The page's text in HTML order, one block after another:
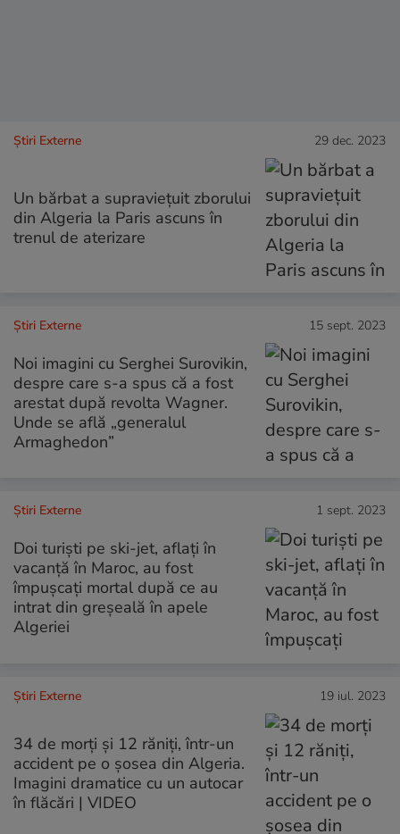
Știri Externe 29 dec. 2023
Un bărbat a supravieţuit zborului
din Algeria la Paris ascuns în
trenul de aterizare
Știri Externe 15 sept. 2023
Noi imagini cu Serghei Surovikin,
despre care s-a spus că a fost
arestat după revolta Wagner.
Unde se află „generalul
Armaghedon”
Știri Externe 1 sept. 2023
Doi turiști pe ski-jet, aflați în
vacanță în Maroc, au fost
împușcați mortal după ce au
intrat din greșeală în apele
Algeriei
Știri Externe 19 iul. 2023
34 de morți și 12 răniți, într-un
accident pe o șosea din Algeria.
Imagini dramatice cu un autocar
în flăcări | VIDEO